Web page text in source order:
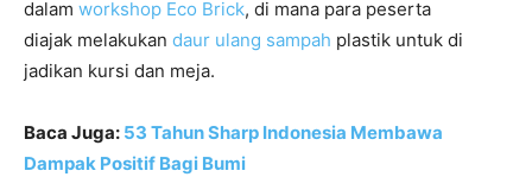
dalam workshop Eco Brick, di mana para peserta
diajak melakukan daur ulang sampah plastik untuk di
jadikan kursi dan meja.
Baca Juga: 53 Tahun Sharp Indonesia Membawa
Dampak Positif Bagi Bumi